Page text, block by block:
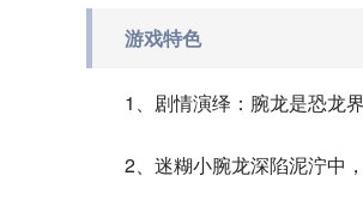
游戏特色
1、剧情演绎：腕龙是恐龙
2、迷糊小腕龙深陷泥泞中